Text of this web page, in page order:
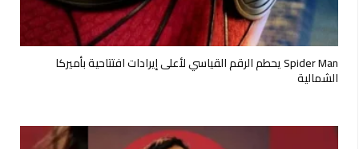
Spider Man يحطم الرقم القياسي لأعلى إيرادات افتتاحية بأميركا
الشمالية